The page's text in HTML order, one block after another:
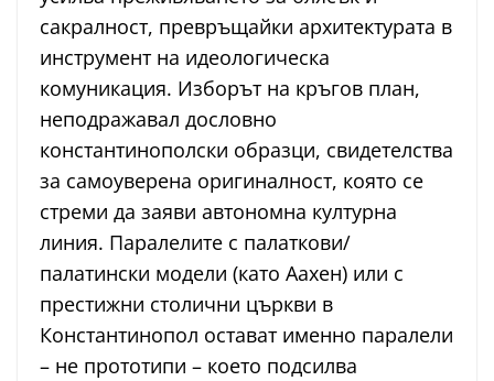
сакралност, превръщайки архитектурата в
инструмент на идеологическа
комуникация. Изборът на кръгов план,
неподражавал дословно
константинополски образци, свидетелства
за самоуверена оригиналност, която се
стреми да заяви автономна културна
линия. Паралелите с палаткови/
палатински модели (като Аахен) или с
престижни столични църкви в
Константинопол остават именно паралели
– не прототипи – което подсилва